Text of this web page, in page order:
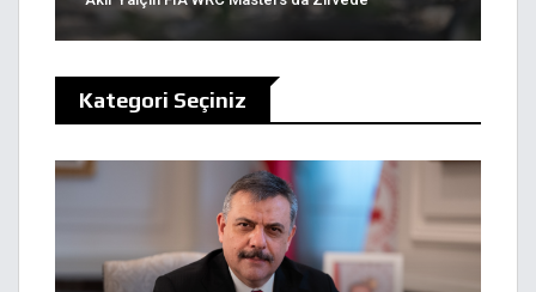
Kategori Seçiniz